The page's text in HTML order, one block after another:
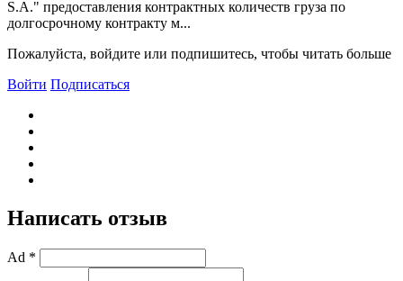
S.A." предоставления контрактных количеств груза по
долгосрочному контракту м...
Пожалуйста, войдите или подпишитесь, чтобы читать больше
Войти Подписаться
Написать отзыв
Ad *